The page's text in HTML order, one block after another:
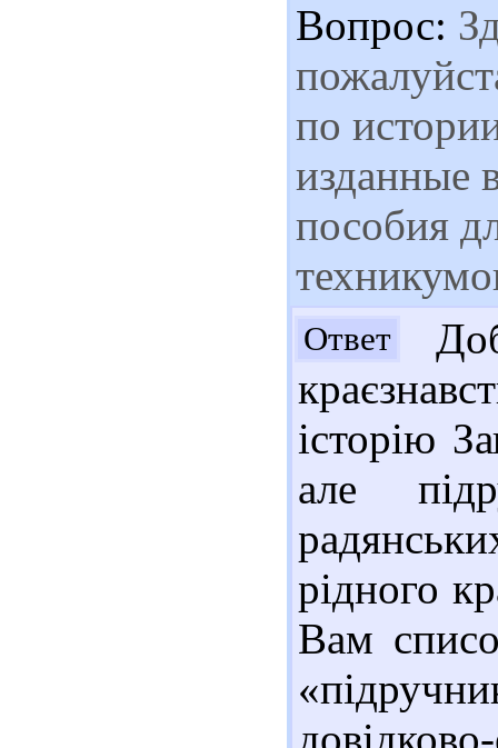
Вопрос:
по
изданные
пособия
Ответ
історію
але
рідного
Вам